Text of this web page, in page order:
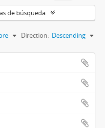
de búsqueda
Direction: Descending